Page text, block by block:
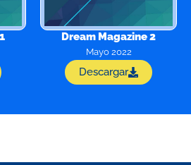
Dream Magazine 2
Mayo 2022
Descargar